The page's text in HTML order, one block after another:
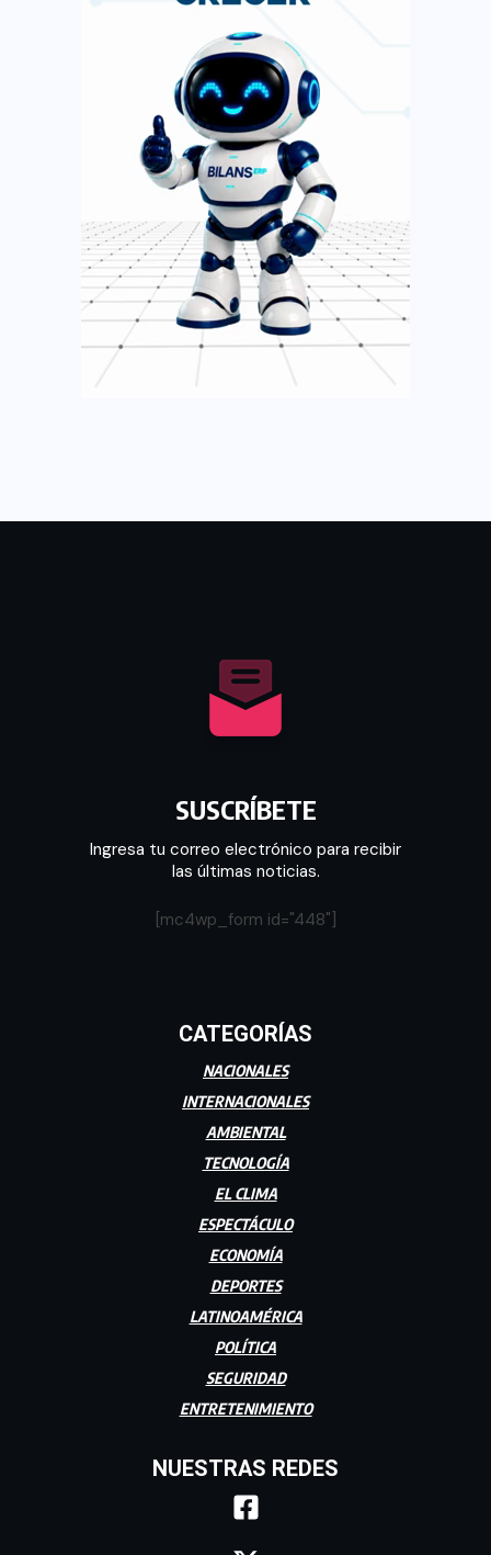
SUSCRÍBETE
Ingresa tu correo electrónico para recibir
las últimas noticias.
[mc4wp_form id="448"]
CATEGORÍAS
NACIONALES
INTERNACIONALES
AMBIENTAL
TECNOLOGÍA
EL CLIMA
ESPECTÁCULO
ECONOMÍA
DEPORTES
LATINOAMÉRICA
POLÍTICA
SEGURIDAD
ENTRETENIMIENTO
NUESTRAS REDES